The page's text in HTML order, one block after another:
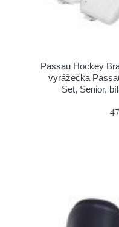
Passau Hockey
vyrážečka
Set, Senior,